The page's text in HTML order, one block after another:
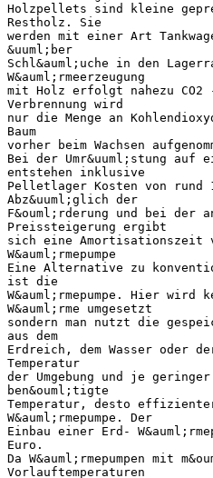
Holzpellets sind kleine
Restholz. Sie
werden mit einer Art
&uuml;ber
Schl&auml;uche in den
W&auml;rmeerzeugung
mit Holz erfolgt nahezu
Verbrennung wird
nur die Menge an
Baum
vorher beim Wachsen
Bei der Umr&uuml;stung auf
entstehen inklusive
Pelletlager Kosten von rund
Abz&uuml;glich der
F&ouml;rderung und bei der
Preissteigerung ergibt
sich eine Amortisationszeit
W&auml;rmepumpe
Eine Alternative zu
ist die
W&auml;rmepumpe. Hier
W&auml;rme umgesetzt
sondern man nutzt die
aus dem
Erdreich, dem Wasser oder
Temperatur
der Umgebung und je
ben&ouml;tigte
Temperatur, desto
W&auml;rmepumpe. Der
Einbau einer Erd-
Euro.
Da W&auml;rmepumpen mit
Vorlauftemperaturen